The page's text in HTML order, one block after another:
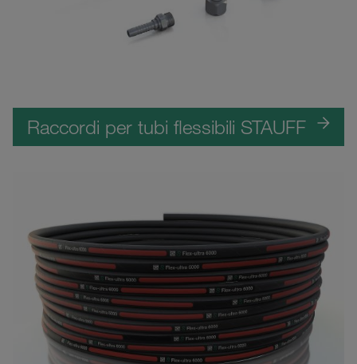
Raccordi per tubi flessibili STAUFF